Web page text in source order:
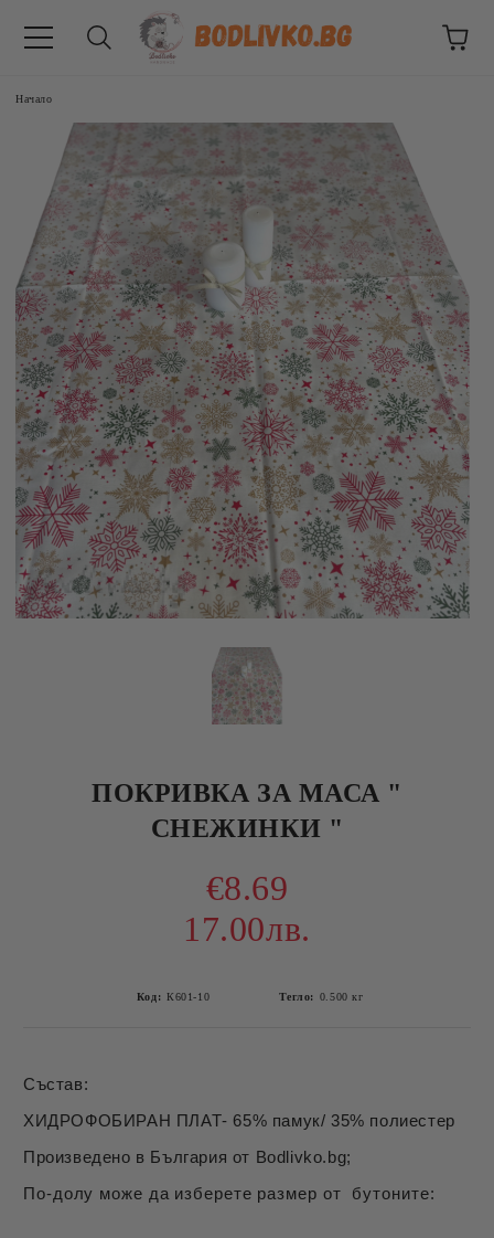
Начало
ПОКРИВКА ЗА МАСА "
СНЕЖИНКИ "
€8.69
17.00лв.
Код: К601-10 Тегло: 0.500 кг
Състав:
ХИДРОФОБИРАН ПЛАТ- 65% памук/ 35% полиестер
Произведено в България от Bodlivko.bg;
По-долу може да изберете размер от бутоните: